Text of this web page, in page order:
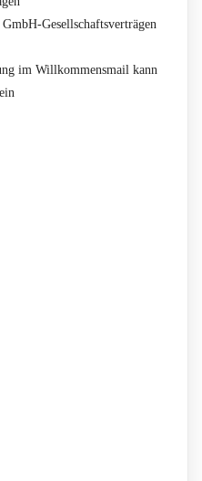
Gesellschaftsverträgen
im Willkommensmail kann